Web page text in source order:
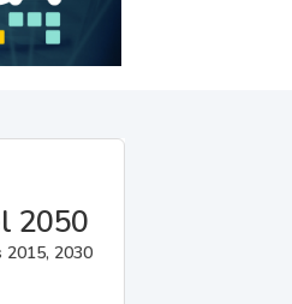
2050
2015, 2030